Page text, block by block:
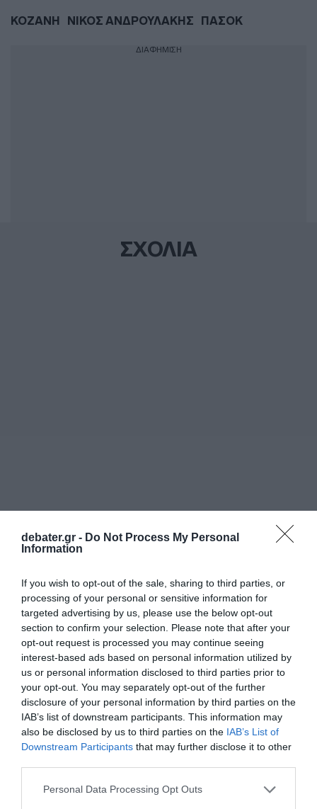
debater.gr - Do Not Process My Personal
Information
If you wish to opt-out of the sale, sharing to third parties, or
processing of your personal or sensitive information for
targeted advertising by us, please use the below opt-out
section to confirm your selection. Please note that after your
opt-out request is processed you may continue seeing
interest-based ads based on personal information utilized by
us or personal information disclosed to third parties prior to
your opt-out. You may separately opt-out of the further
disclosure of your personal information by third parties on the
IAB’s list of downstream participants. This information may
also be disclosed by us to third parties on the IAB’s List of
Downstream Participants that may further disclose it to other
Please note that this website/app uses one or more Google
Personal Data Processing Opt Outs
ΚΟΖΑΝΗ ΝΙΚΟΣ ΑΝΔΡΟΥΛΑΚΗΣ ΠΑΣΟΚ
ΔΙΑΦΗΜΙΣΗ
ΣΧΟΛΙΑ
ΠΟΛΙΤΙΚΗ